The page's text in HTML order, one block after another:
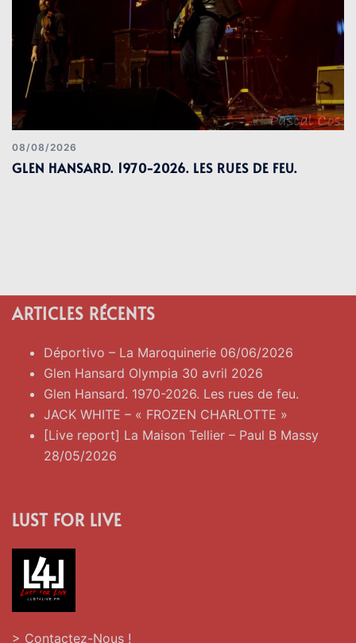
08/08/2026
GLEN HANSARD. 1970-2026. LES RUES DE FEU.
ARTICLES RÉCENTS
Déportivo – La Maroquinerie 06/06/2026
Glen Hansard Olympia 30 avril 2026
Glen Hansard. 1970-2026. Les rues de feu.
JACK WHITE – « FROZEN CHARLOTTE »
[Live report] La Maison Tellier – Paul B Massy
28/05/2026
LUST FOR LIVE
> Contactez-Nous !